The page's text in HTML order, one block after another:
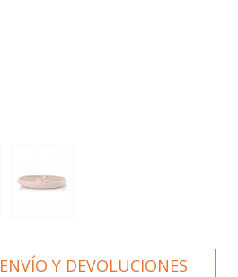
ENVÍO Y DEVOLUCIONES